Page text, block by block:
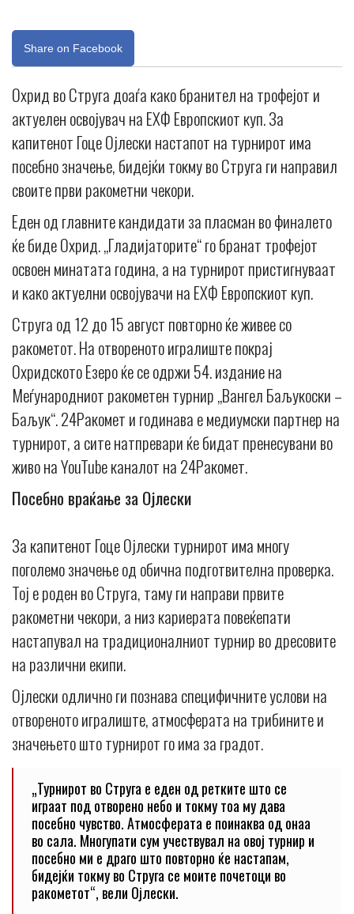
Share on Facebook
Охрид во Струга доаѓа како бранител на трофејот и
актуелен освојувач на ЕХФ Европскиот куп. За
капитенот Гоце Ојлески настапот на турнирот има
посебно значење, бидејќи токму во Струга ги направил
своите први ракометни чекори.
Еден од главните кандидати за пласман во финалето
ќе биде Охрид. „Гладијаторите“ го бранат трофејот
освоен минатата година, а на турнирот пристигнуваат
и како актуелни освојувачи на ЕХФ Европскиот куп.
Струга од 12 до 15 август повторно ќе живее со
ракометот. На отвореното игралиште покрај
Охридското Езеро ќе се одржи 54. издание на
Меѓународниот ракометен турнир „Вангел Баљукоски –
Баљук“. 24Ракомет и годинава е медиумски партнер на
турнирот, а сите натпревари ќе бидат пренесувани во
живо на YouTube каналот на 24Ракомет.
Посебно враќање за Ојлески
За капитенот Гоце Ојлески турнирот има многу
поголемо значење од обична подготвителна проверка.
Тој е роден во Струга, таму ги направи првите
ракометни чекори, а низ кариерата повеќепати
настапувал на традиционалниот турнир во дресовите
на различни екипи.
Ојлески одлично ги познава специфичните услови на
отвореното игралиште, атмосферата на трибините и
значењето што турнирот го има за градот.
„Турнирот во Струга е еден од ретките што се
играат под отворено небо и токму тоа му дава
посебно чувство. Атмосферата е поинаква од онаа
во сала. Многупати сум учествувал на овој турнир и
посебно ми е драго што повторно ќе настапам,
бидејќи токму во Струга се моите почетоци во
ракометот“, вели Ојлески.